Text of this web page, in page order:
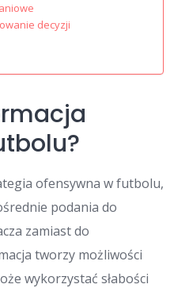
decyzji
ofensywna w futbolu,
podania do
zamiast do
tworzy możliwości
wykorzystać słabości